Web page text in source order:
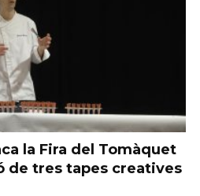
la Fira del Tomàquet
de tres tapes creatives